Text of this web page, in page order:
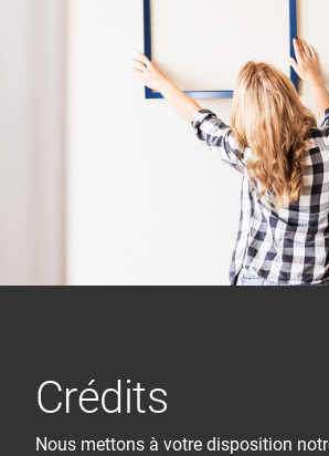
Crédits
Nous mettons à votre disposition